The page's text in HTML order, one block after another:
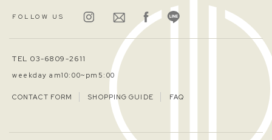
FOLLOW US
TEL 03-6809-2611
weekday am10:00~pm5:00
CONTACT FORM SHOPPING GUIDE FAQ